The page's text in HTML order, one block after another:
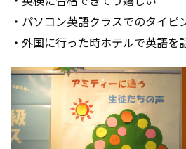
・パソコン英語クラスでのタイピ
・外国に行った時ホテルで英語を